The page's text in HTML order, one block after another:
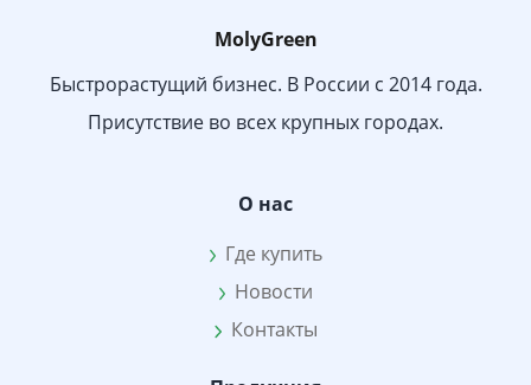
MolyGreen
Быстрорастущий бизнес. В России с 2014 года.
Присутствие во всех крупных городах.
О нас
Где купить
Новости
Контакты